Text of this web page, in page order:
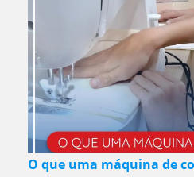
O que uma máquina de